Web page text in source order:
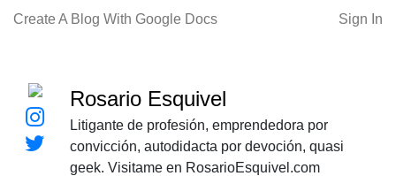
Create A Blog With Google Docs Sign In
Rosario Esquivel
Litigante de profesión, emprendedora por
convicción, autodidacta por devoción, quasi
geek. Visitame en RosarioEsquivel.com